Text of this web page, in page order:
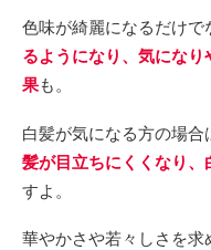
色味が綺麗になるだけで
るようになり、気にな
果も。
白髪が気になる方の場合
髪が目立ちにくくなり
すよ。
華やかさや若々しさを